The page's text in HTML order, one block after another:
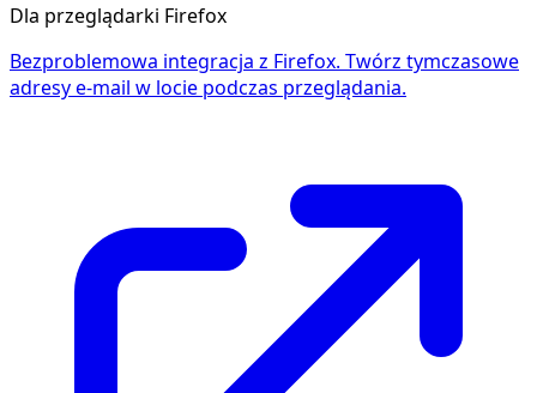
Dla przeglądarki Firefox
Bezproblemowa integracja z Firefox. Twórz tymczasowe
adresy e-mail w locie podczas przeglądania.